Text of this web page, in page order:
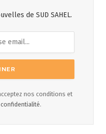
de SUD SAHEL.
nos conditions et
.